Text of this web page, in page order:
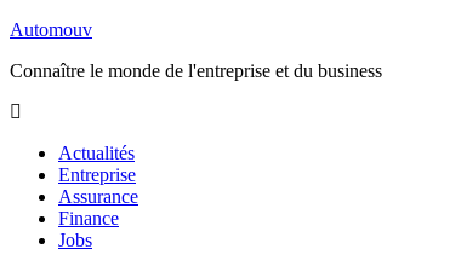
Aller
contenu
Automouv
Connaître le monde de l'entreprise et du business
Actualités
Entreprise
Assurance
Finance
Jobs